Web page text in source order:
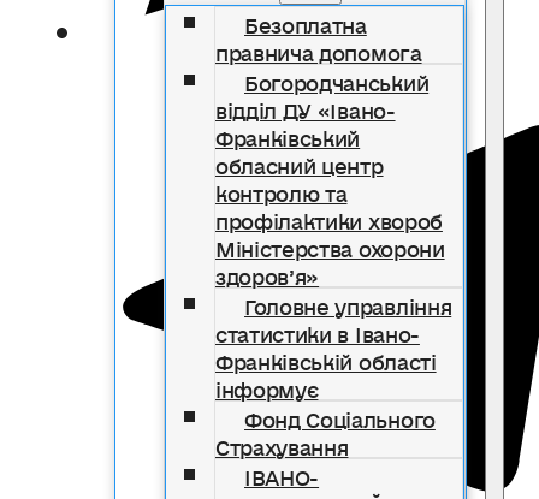
Безоплатна
правнича допомога
Богородчанський
відділ ДУ «Івано-
Франківський
обласний центр
контролю та
профілактики хвороб
Міністерства охорони
здоров’я»
Головне управління
статистики в Івано-
Франківській області
інформує
Фонд Соціального
Страхування
ІВАНО-